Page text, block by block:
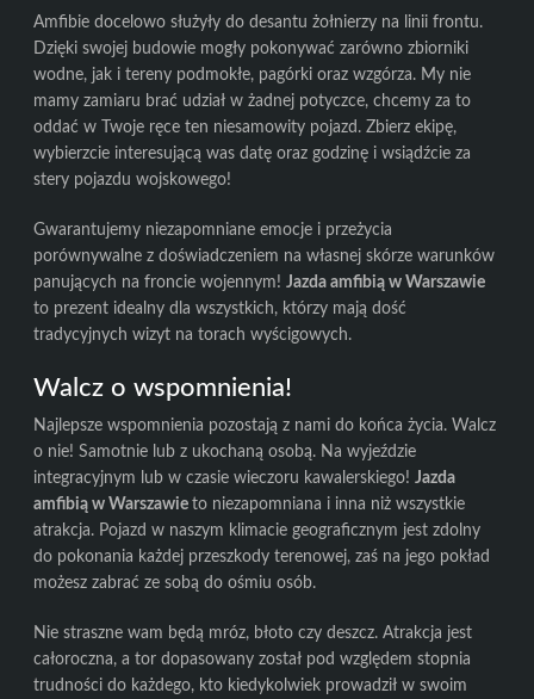
Amfibie docelowo służyły do desantu żołnierzy na linii frontu.
Dzięki swojej budowie mogły pokonywać zarówno zbiorniki
wodne, jak i tereny podmokłe, pagórki oraz wzgórza. My nie
mamy zamiaru brać udział w żadnej potyczce, chcemy za to
oddać w Twoje ręce ten niesamowity pojazd. Zbierz ekipę,
wybierzcie interesującą was datę oraz godzinę i wsiądźcie za
stery pojazdu wojskowego!
Gwarantujemy niezapomniane emocje i przeżycia
porównywalne z doświadczeniem na własnej skórze warunków
panujących na froncie wojennym! Jazda amfibią w Warszawie
to prezent idealny dla wszystkich, którzy mają dość
tradycyjnych wizyt na torach wyścigowych.
Walcz o wspomnienia!
Najlepsze wspomnienia pozostają z nami do końca życia. Walcz
o nie! Samotnie lub z ukochaną osobą. Na wyjeździe
integracyjnym lub w czasie wieczoru kawalerskiego! Jazda
amfibią w Warszawie to niezapomniana i inna niż wszystkie
atrakcja. Pojazd w naszym klimacie geograficznym jest zdolny
do pokonania każdej przeszkody terenowej, zaś na jego pokład
możesz zabrać ze sobą do ośmiu osób.
Nie straszne wam będą mróz, błoto czy deszcz. Atrakcja jest
całoroczna, a tor dopasowany został pod względem stopnia
trudności do każdego, kto kiedykolwiek prowadził w swoim